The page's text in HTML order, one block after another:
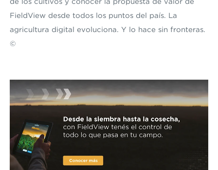
FieldView desde todos los puntos del país. La
agricultura digital evoluciona. Y lo hace sin fronteras.
©